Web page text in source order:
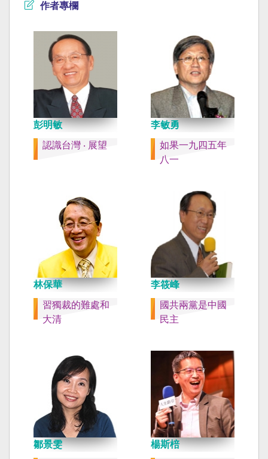
作者專欄
彭明敏
認識台灣 ‧ 展望
李敏勇
如果一九四五年
八一
林保華
習獨裁的難處和
大清
李筱峰
國共兩黨是中國
民主
鄒景雯
楊斯棓